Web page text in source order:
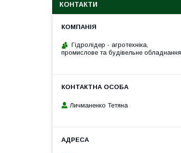
КОНТАКТИ
Гідролідер - агротехніка,
промислове та будівельне обладнання
Личманенко Тетяна